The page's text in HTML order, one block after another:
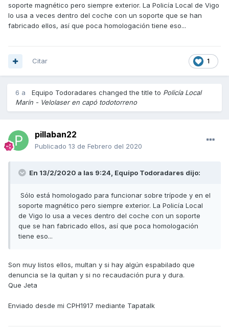
soporte magnético pero siempre exterior. La Policía Local de Vigo
lo usa a veces dentro del coche con un soporte que se han
fabricado ellos, así que poca homologación tiene eso...
1
Citar
6 a Equipo Todoradares changed the title to Policía Local
Marín - Velolaser en capó todotorreno
pillaban22
Publicado 13 de Febrero del 2020
En 13/2/2020 a las 9:24, Equipo Todoradares dijo:
Sólo está homologado para funcionar sobre trípode y en el
soporte magnético pero siempre exterior. La Policía Local
de Vigo lo usa a veces dentro del coche con un soporte
que se han fabricado ellos, así que poca homologación
tiene eso...
Son muy listos ellos, multan y si hay algún espabilado que
denuncia se la quitan y si no recaudación pura y dura.
Que Jeta
Enviado desde mi CPH1917 mediante Tapatalk